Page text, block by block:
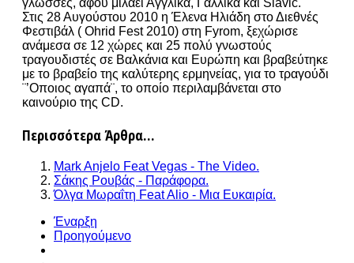
γλώσσες, αφού μιλάει Αγγλικά, Γαλλικά και Slavic.
Στις 28 Αυγούστου 2010 η Έλενα Ηλιάδη στο Διεθνές
Φεστιβάλ ( Ohrid Fest 2010) στη Fyrom, ξεχώρισε
ανάμεσα σε 12 χώρες και 25 πολύ γνωστούς
τραγουδιστές σε Βαλκάνια και Ευρώπη και βραβεύτηκε
με το βραβείο της καλύτερης ερμηνείας, για το τραγούδι
¨’Οποιος αγαπά¨, το οποίο περιλαμβάνεται στο
καινούριο της CD.
Περισσότερα Άρθρα...
Mark Anjelo Feat Vegas - The Video.
Σάκης Ρουβάς - Παράφορα.
Όλγα Μωραΐτη Feat Alio - Μια Ευκαιρία.
Έναρξη
Προηγούμενο